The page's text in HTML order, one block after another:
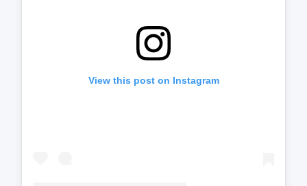
View this post on Instagram